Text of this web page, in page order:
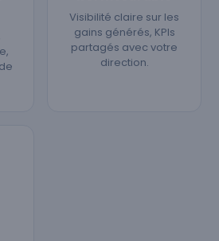
Visibilité claire sur les
gains générés, KPIs
partagés avec votre
direction.